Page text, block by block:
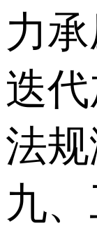
力承
迭
法
九